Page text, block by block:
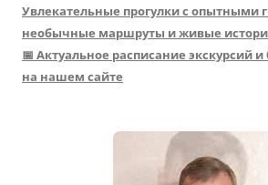
Увлекательные прогулки с опытными
необычные маршруты и живые
📅 Актуальное расписание экскурсий
на нашем сайте